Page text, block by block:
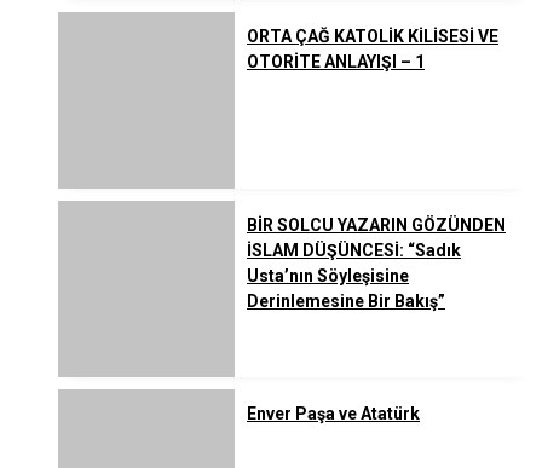
ORTA ÇAĞ KATOLİK KİLİSESİ VE
OTORİTE ANLAYIŞI – 1
BİR SOLCU YAZARIN GÖZÜNDEN
İSLAM DÜŞÜNCESİ: “Sadık
Usta’nın Söyleşisine
Derinlemesine Bir Bakış”
Enver Paşa ve Atatürk